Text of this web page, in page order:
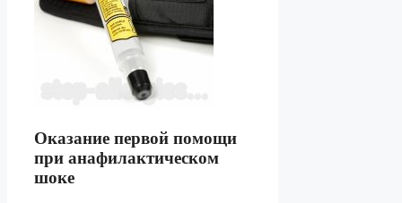
Оказание первой помощи
при анафилактическом
шоке